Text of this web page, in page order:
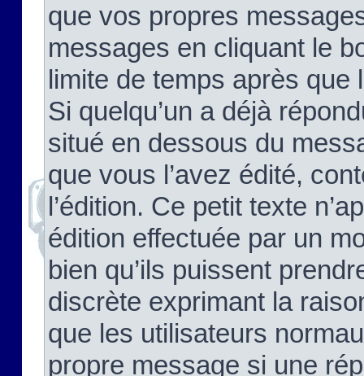
que vos propres
messages en cliquant le
limite de temps après que
Si quelqu’un a déjà
situé en dessous du
que vous l’avez édité,
l’édition. Ce petit texte
édition effectuée par un
bien qu’ils puissent
discrète exprimant la
que les utilisateurs
propre message si une